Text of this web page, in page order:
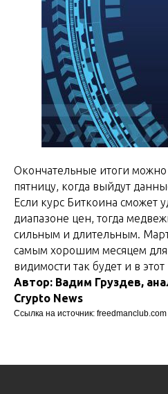
Окончательные итоги можно
пятницу, когда выйдут
Если курс Биткоина сможет
диапазоне цен, тогда
сильным и длительным.
самым хорошим месяцем
видимости так будет и в этот
Автор: Вадим Груздев,
Crypto News
Ссылка на источник: freedmanclub.com